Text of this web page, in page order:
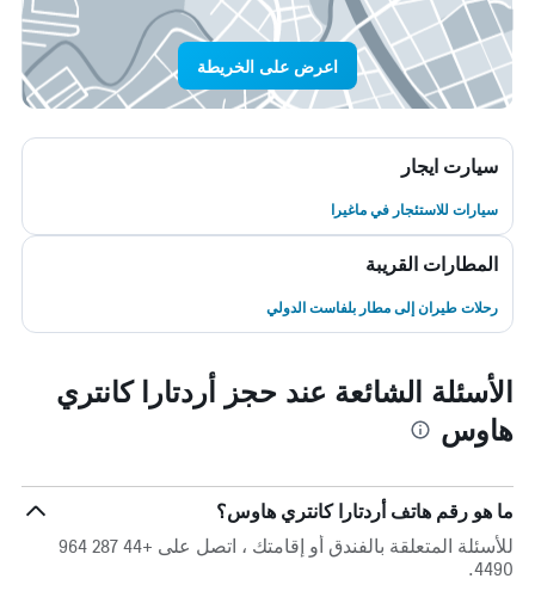
اعرض على الخريطة
سيارت ايجار
سيارات للاستئجار في ماغيرا
المطارات القريبة
رحلات طيران إلى مطار بلفاست الدولي
الأسئلة الشائعة عند حجز أردتارا كانتري
هاوس
ما هو رقم هاتف أردتارا كانتري هاوس؟
للأسئلة المتعلقة بالفندق أو إقامتك ، اتصل على +44 287 964
4490.